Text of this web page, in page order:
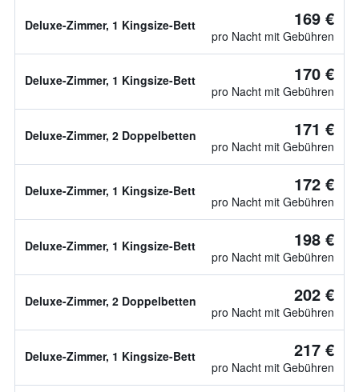
Deluxe-Zimmer, 1 Kingsize-Bett 169 €
pro Nacht mit Gebühren
Deluxe-Zimmer, 1 Kingsize-Bett 170 €
pro Nacht mit Gebühren
Deluxe-Zimmer, 2 Doppelbetten 171 €
pro Nacht mit Gebühren
Deluxe-Zimmer, 1 Kingsize-Bett 172 €
pro Nacht mit Gebühren
Deluxe-Zimmer, 1 Kingsize-Bett 198 €
pro Nacht mit Gebühren
Deluxe-Zimmer, 2 Doppelbetten 202 €
pro Nacht mit Gebühren
Deluxe-Zimmer, 1 Kingsize-Bett 217 €
pro Nacht mit Gebühren